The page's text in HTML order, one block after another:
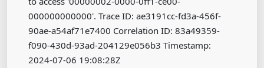
000000000000'. Trace ID: ae3191cc-fd3a-456f-
90ae-a54af71e7400 Correlation ID: 83a49359-
f090-430d-93ad-204129e056b3 Timestamp:
2024-07-06 19:08:28Z